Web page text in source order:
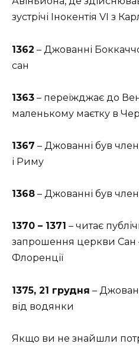
зустрічі Інокентія VI з
1362 – Джованні
сан
1363 – переїжджає до
маленькому маєтку в
1367 – Джованні був
і Риму
1368 – Джованні був
1370 – 1371 – читає
запрошення церкви Сан
Флоренції
1375, 21 грудня –
від водянки
Якщо ви не знайшли